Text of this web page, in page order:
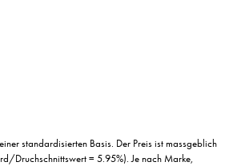
standardisierten Basis. Der Preis ist massgeblich
Druchschnittswert = 5.95%). Je nach Marke,